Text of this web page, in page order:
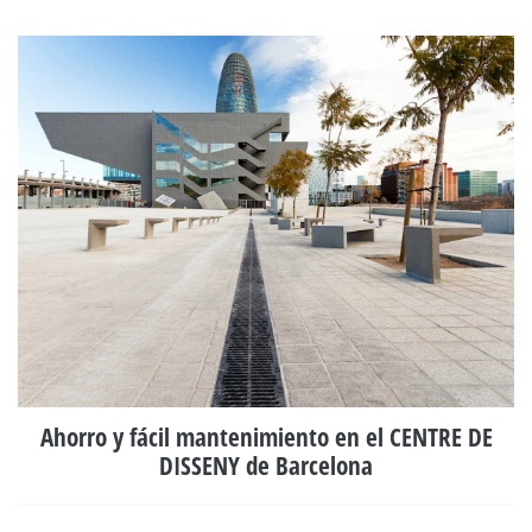
Ahorro y fácil mantenimiento en el CENTRE DE
DISSENY de Barcelona